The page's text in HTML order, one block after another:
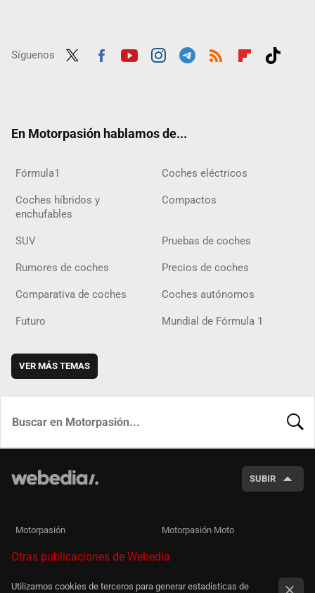
Síguenos
En Motorpasión hablamos de...
Fórmula1 Coches eléctricos
Coches híbridos y
enchufables
Compactos
SUV Pruebas de coches
Rumores de coches Precios de coches
Comparativa de coches Coches autónomos
Futuro Mundial de Fórmula 1
VER MÁS TEMAS
SUBIR
Motorpasión Motorpasión Moto
Otras publicaciones de Webedia
Utilizamos cookies de terceros para generar estadísticas de